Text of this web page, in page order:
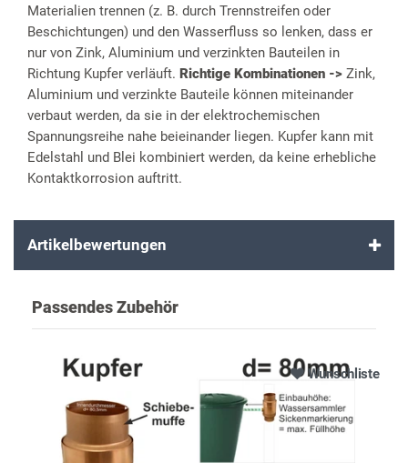
Materialien trennen (z. B. durch Trennstreifen oder
Beschichtungen) und den Wasserfluss so lenken, dass er
nur von Zink, Aluminium und verzinkten Bauteilen in
Richtung Kupfer verläuft. Richtige Kombinationen -> Zink,
Aluminium und verzinkte Bauteile können miteinander
verbaut werden, da sie in der elektrochemischen
Spannungsreihe nahe beieinander liegen. Kupfer kann mit
Edelstahl und Blei kombiniert werden, da keine erhebliche
Kontaktkorrosion auftritt.
Artikelbewertungen
Passendes Zubehör
Wunschliste